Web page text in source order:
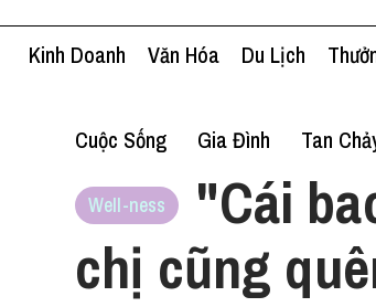
Kinh Doanh Văn Hóa Du Lịch
Cuộc Sống Gia Đình Tan
Well-ness
"Cái
chị cũng